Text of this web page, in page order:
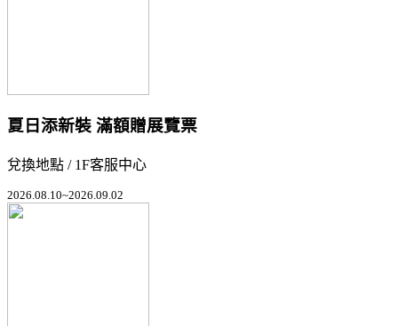
夏日添新裝 滿額贈展覽票
兌換地點 / 1F客服中心
2026.08.10~2026.09.02